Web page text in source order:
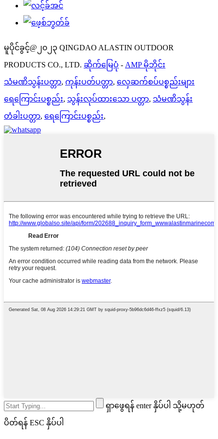
မူပိုင်ခွင့်@၂၀၂၃ QINGDAO ALASTIN OUTDOOR
PRODUCTS CO., LTD. ဆိုက်မြေပုံ - AMP မိုဘိုင်း
သံမဏိသွန်းပတ္တာ, ကုန်းပတ်ပတ္တာ, လှေဆက်စပ်ပစ္စည်းများ
ရေကြောင်းပစ္စည်း, သွန်းလုပ်ထားသော ပတ္တာ, သံမဏိသွန်း
တံခါးပတ္တာ, ရေကြောင်းပစ္စည်း,
ရှာဖွေရန် enter နှိပ်ပါ သို့မဟုတ်
ပိတ်ရန် ESC နှိပ်ပါ